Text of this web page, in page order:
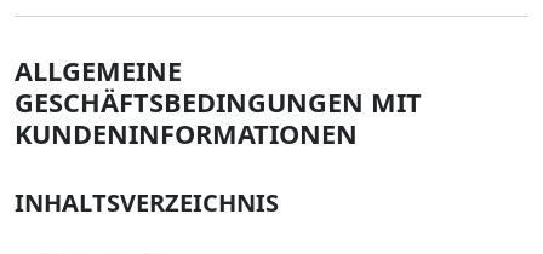
ALLGEMEINE
GESCHÄFTSBEDINGUNGEN MIT
KUNDENINFORMATIONEN
INHALTSVERZEICHNIS